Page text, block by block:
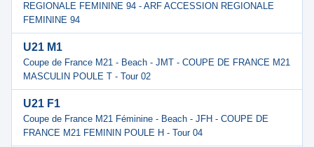
REGIONALE FEMININE 94 - ARF ACCESSION REGIONALE
FEMININE 94
U21 M1
Coupe de France M21 - Beach - JMT - COUPE DE FRANCE M21
MASCULIN POULE T - Tour 02
U21 F1
Coupe de France M21 Féminine - Beach - JFH - COUPE DE
FRANCE M21 FEMININ POULE H - Tour 04